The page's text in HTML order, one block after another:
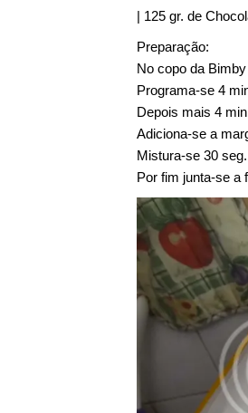
| 125 gr. de
Preparação:
No copo da
Programa-se 4
Depois mais 4
Adiciona-se a
Mistura-se 30
Por fim junta-se a